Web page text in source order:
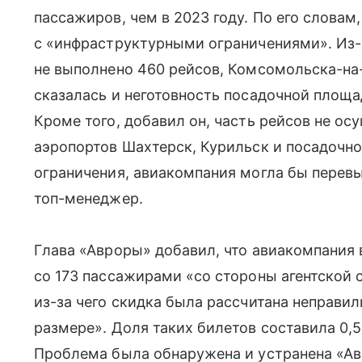
пассажиров, чем в 2023 году. По его
с «инфраструктурными ограничениями».
не выполнено 460 рейсов, Комсомольска-
сказалась и неготовность посадочной
Кроме того, добавил он, часть рейсов не
аэропортов Шахтерск, Курильск и
ограничения, авиакомпания могла бы
топ-менеджер.
Глава «Авроры» добавил, что авиакомпания
со 173 пассажирами «со стороны
из-за чего скидка была рассчитана
размере». Доля таких билетов составила
Проблема была обнаружена и устранена